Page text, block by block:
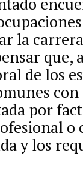
la
que,
de los
con
por
o
y los